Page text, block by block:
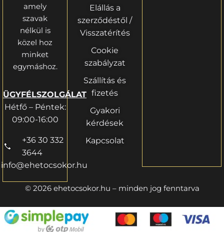
amely
szavak
nélkül is
közel hoz
minket
egymáshoz.
ÜGYFÉLSZOLGÁLAT
Hétfő – Péntek:
09:00-16:00
+36 30 332
3644
info@ehetocsokor.hu
Elállás a
szerződéstől /
Visszatérítés
Cookie
szabályzat
Szállítás és
fizetés
Gyakori
kérdések
Kapcsolat
© 2026 ehetocsokor.hu – minden jog fenntarva